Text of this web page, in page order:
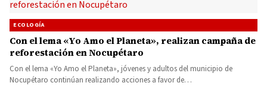
ECOLOGÍA
Con el lema «Yo Amo el Planeta», realizan campaña de
reforestación en Nocupétaro
Con el lema «Yo Amo el Planeta», jóvenes y adultos del municipio de
Nocupétaro continúan realizando acciones a favor de…